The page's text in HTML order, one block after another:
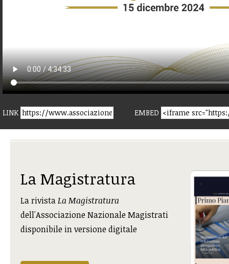
LINK EMBED
La Magistratura
La rivistaLa Magistratura
dell'Associazione Nazionale Magistrati
disponibile in versione digitale